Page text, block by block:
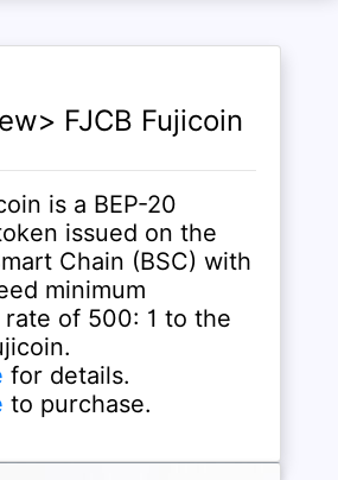
FJCB Fujicoin
is a BEP-20
issued on the
Chain (BSC) with
minimum
rate of 500: 1 to the
for details.
to purchase.